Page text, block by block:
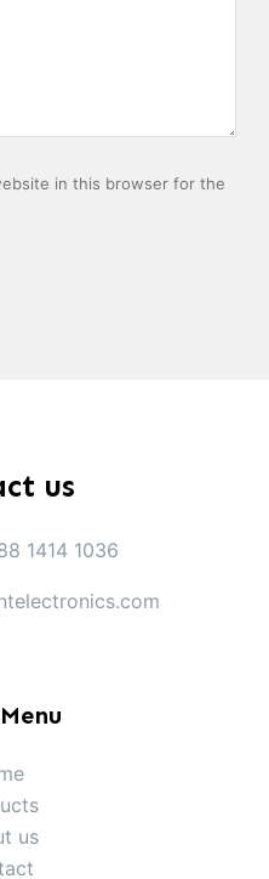
in this browser for the
us
1414 1036
us